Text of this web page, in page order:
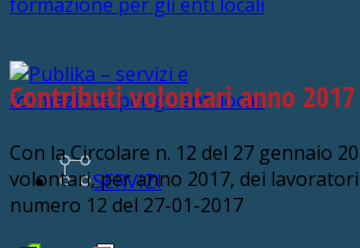
SERVIZI
Contributi volontari anno 2017
Con la Circolare n. 12 del 27 gennaio
volontari, per anno 2017, dei
numero 12 del 27-01-2017